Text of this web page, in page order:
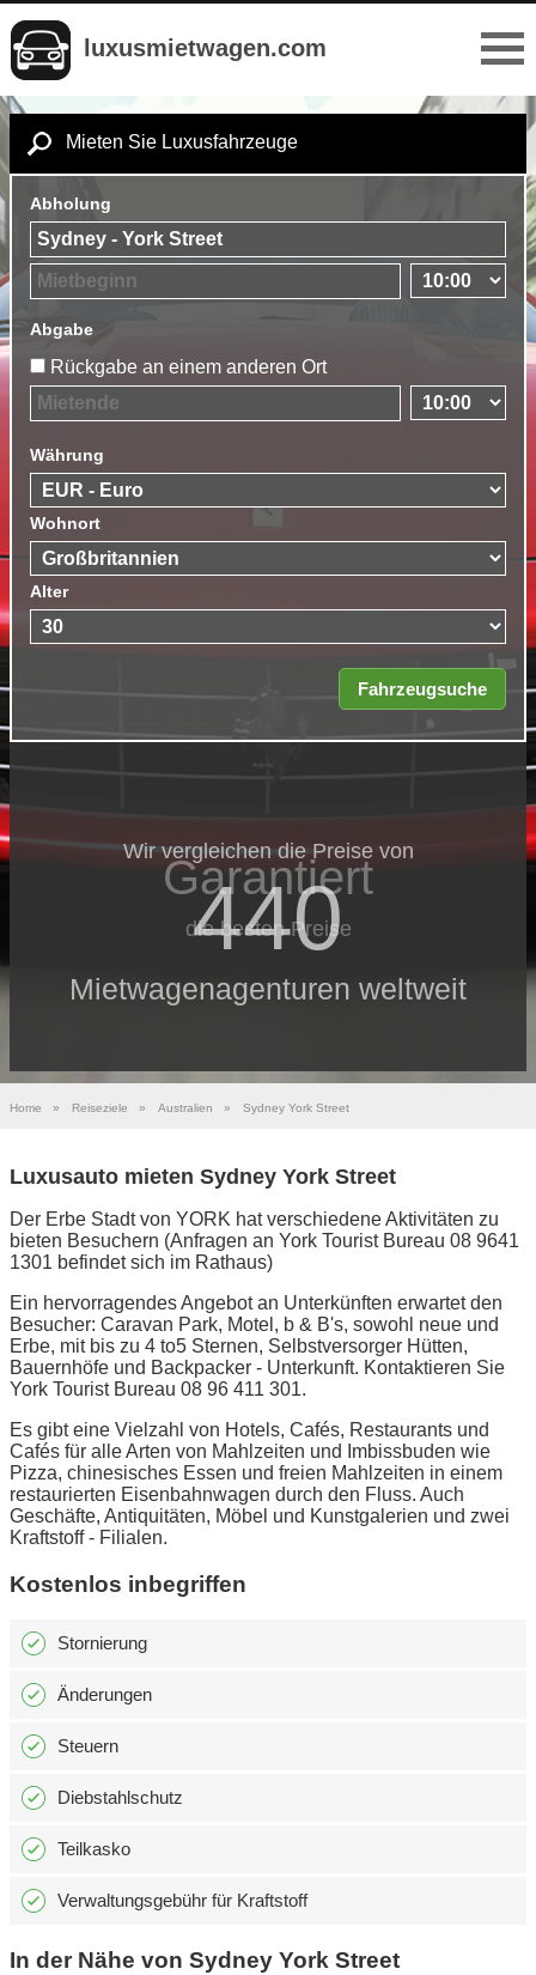
luxusmietwagen.com
Mieten Sie Luxusfahrzeuge
Abholung
Abgabe
Rückgabe an einem anderen Ort
Währung
Wohnort
Alter
Wir vergleichen die Preise von
440
Mietwagenagenturen weltweit
Garantiert
die besten Preise
Home » Reiseziele » Australien » Sydney York Street
Luxusauto mieten Sydney York Street
Der Erbe Stadt von YORK hat verschiedene Aktivitäten zu
bieten Besuchern (Anfragen an York Tourist Bureau 08 9641
1301 befindet sich im Rathaus)
Ein hervorragendes Angebot an Unterkünften erwartet den
Besucher: Caravan Park, Motel, b & B's, sowohl neue und
Erbe, mit bis zu 4 to5 Sternen, Selbstversorger Hütten,
Bauernhöfe und Backpacker - Unterkunft. Kontaktieren Sie
York Tourist Bureau 08 96 411 301.
Es gibt eine Vielzahl von Hotels, Cafés, Restaurants und
Cafés für alle Arten von Mahlzeiten und Imbissbuden wie
Pizza, chinesisches Essen und freien Mahlzeiten in einem
restaurierten Eisenbahnwagen durch den Fluss. Auch
Geschäfte, Antiquitäten, Möbel und Kunstgalerien und zwei
Kraftstoff - Filialen.
Kostenlos inbegriffen
Stornierung
Änderungen
Steuern
Diebstahlschutz
Teilkasko
Verwaltungsgebühr für Kraftstoff
In der Nähe von Sydney York Street